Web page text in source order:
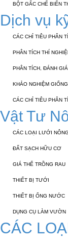
BỘT GẤC CHẾ BIẾN
Dịch vụ
CÁC CHỈ TIÊU PHÂN
PHÂN TÍCH THÍ
PHÂN TÍCH, ĐÁNH
KHẢO NGHIỆM
CÁC CHỈ TIÊU PHÂN
Vật Tư
CÁC LOẠI LƯỚI
ĐẤT SẠCH HỮU CƠ
GIÁ THỂ TRỒNG RAU
THIẾT BỊ TƯỚI
THIẾT BỊ ỐNG NƯỚC
DỤNG CỤ LÀM VƯỜN
CÁC